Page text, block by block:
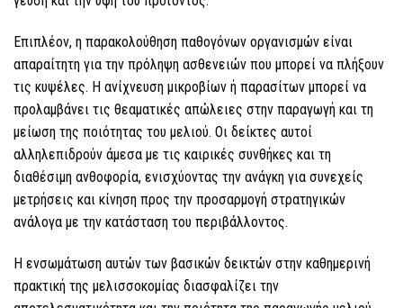
Επιπλέον, η παρακολούθηση παθογόνων οργανισμών είναι
απαραίτητη για την πρόληψη ασθενειών που μπορεί να πλήξουν
τις κυψέλες. Η ανίχνευση μικροβίων ή παρασίτων μπορεί να
προλαμβάνει τις θεαματικές απώλειες στην παραγωγή και τη
μείωση της ποιότητας του μελιού. Οι δείκτες αυτοί
αλληλεπιδρούν άμεσα με τις καιρικές συνθήκες και τη
διαθέσιμη ανθοφορία, ενισχύοντας την ανάγκη για συνεχείς
μετρήσεις και κίνηση προς την προσαρμογή στρατηγικών
ανάλογα με την κατάσταση του περιβάλλοντος.
Η ενσωμάτωση αυτών των βασικών δεικτών στην καθημερινή
πρακτική της μελισσοκομίας διασφαλίζει την